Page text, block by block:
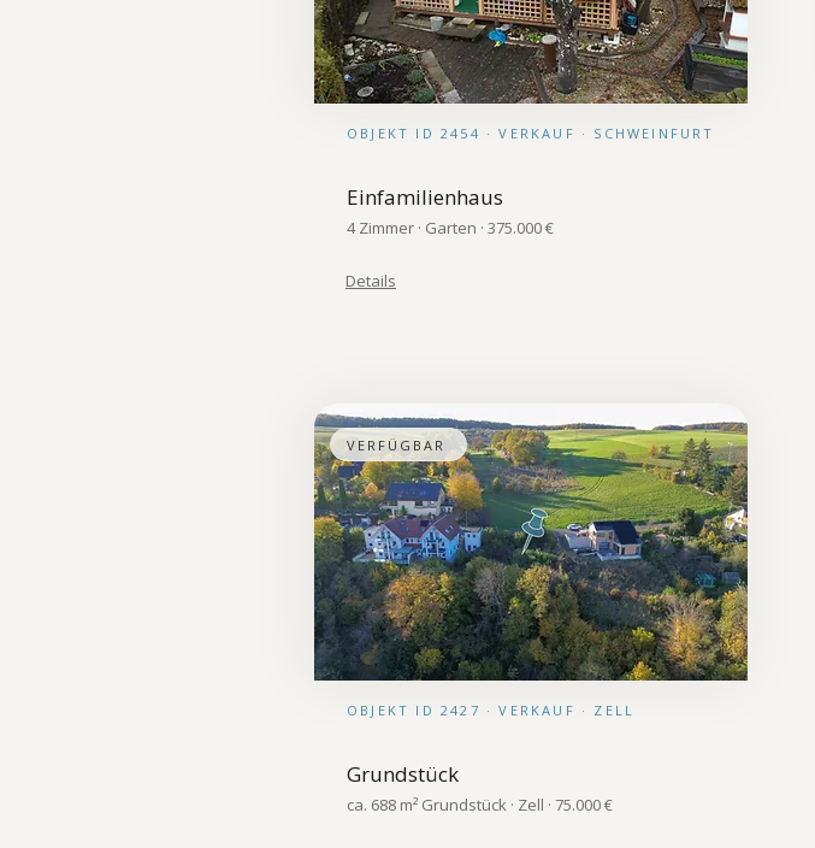
OBJEKT ID 2454 · VERKAUF · SCHWEINFURT
Einfamilienhaus
4 Zimmer · Garten · 375.000 €
Details
VERFÜGBAR
OBJEKT ID 2427 · VERKAUF · ZELL
Grundstück
ca. 688 m² Grundstück · Zell · 75.000 €